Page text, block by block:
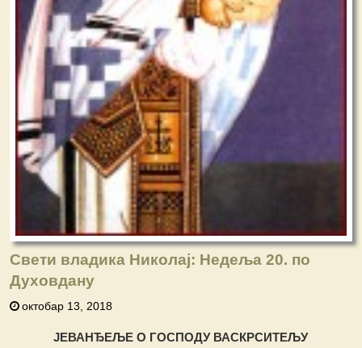
Свети владика Николај: Недеља 20. по
Духовдану
октобар 13, 2018
ЈЕВАНЂЕЉЕ О ГОСПОДУ ВАСКРСИТЕЉУ